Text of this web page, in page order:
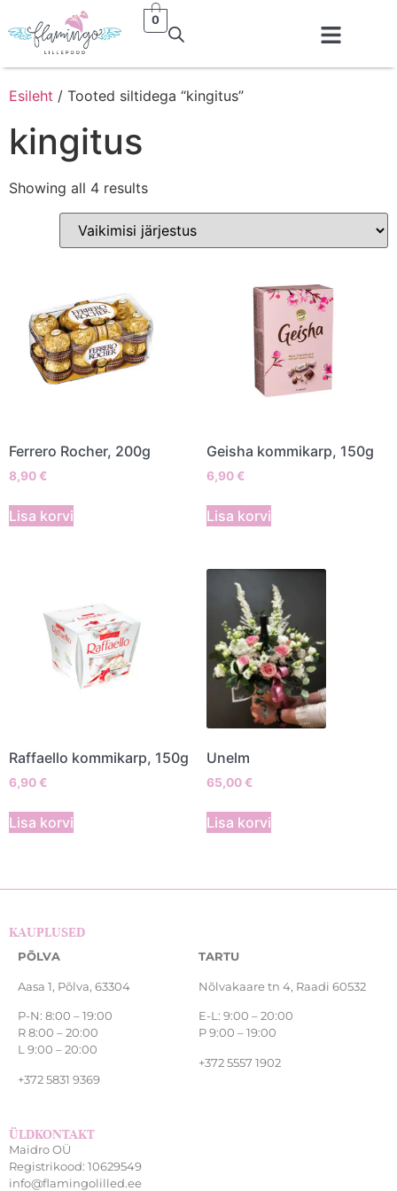
0
Esileht / Tooted siltidega “kingitus”
kingitus
Showing all 4 results
Ferrero Rocher, 200g
8,90€
Lisa korvi
Geisha kommikarp, 150g
6,90€
Lisa korvi
Raffaello kommikarp, 150g
6,90€
Lisa korvi
Unelm
65,00€
Lisa korvi
KAUPLUSED
PÕLVA
Aasa 1, Põlva, 63304
P-N: 8:00 – 19:00
R 8:00 – 20:00
L 9:00 – 20:00
+372 5831 9369
TARTU
Nõlvakaare tn 4, Raadi 60532
E-L: 9:00 – 20:00
P 9:00 – 19:00
+372 5557 1902
ÜLDKONTAKT
Maidro OÜ
Registrikood: 10629549
info@flamingolilled.ee